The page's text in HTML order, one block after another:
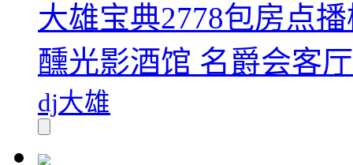
大雄宝典2778包房点
醺光影酒馆 名爵会客
dj大雄